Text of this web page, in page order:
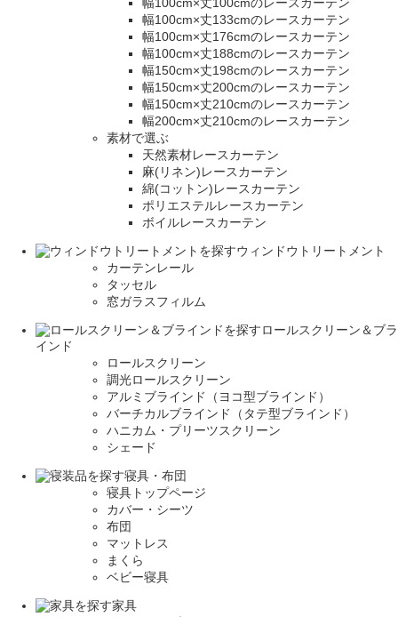
幅100cm×丈100cmのレースカーテン
幅100cm×丈133cmのレースカーテン
幅100cm×丈176cmのレースカーテン
幅100cm×丈188cmのレースカーテン
幅150cm×丈198cmのレースカーテン
幅150cm×丈200cmのレースカーテン
幅150cm×丈210cmのレースカーテン
幅200cm×丈210cmのレースカーテン
素材で選ぶ
天然素材レースカーテン
麻(リネン)レースカーテン
綿(コットン)レースカーテン
ポリエステルレースカーテン
ボイルレースカーテン
ウィンドウトリートメント
カーテンレール
タッセル
窓ガラスフィルム
ロールスクリーン＆ブラ
インド
ロールスクリーン
調光ロールスクリーン
アルミブラインド（ヨコ型ブラインド）
バーチカルブラインド（タテ型ブラインド）
ハニカム・プリーツスクリーン
シェード
寝具・布団
寝具トップページ
カバー・シーツ
布団
マットレス
まくら
ベビー寝具
家具